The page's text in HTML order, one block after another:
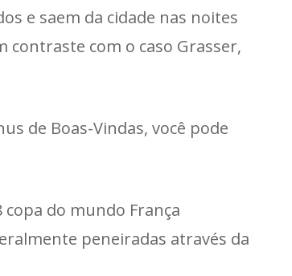
e saem da cidade nas noites
com o caso Grasser,
de Boas-Vindas, você pode
do mundo França
peneiradas através da